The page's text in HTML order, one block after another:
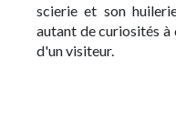
scierie et son
autant de curiosités
d'un visiteur.